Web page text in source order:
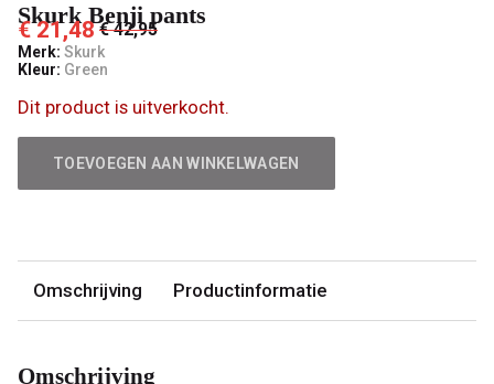
Skurk Benji pants
€ 21,48 € 42,95
Merk: Skurk
Kleur: Green
Dit product is uitverkocht.
TOEVOEGEN AAN WINKELWAGEN
Omschrijving Productinformatie
Omschrijving